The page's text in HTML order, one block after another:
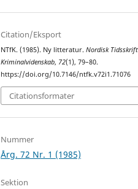
Citation/Eksport
NTfK. (1985). Ny litteratur.Nordisk
Kriminalvidenskab, 72(1), 79–80.
https://doi.org/10.7146/ntfk.v72i1.71076
Citationsformater
Nummer
Årg. 72 Nr. 1 (1985)
Sektion